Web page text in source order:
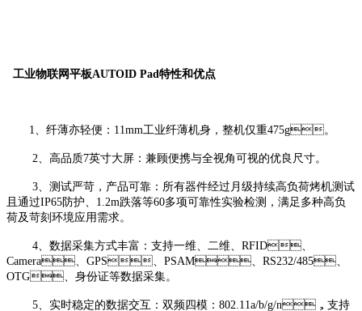
工业物联网平板AUTOID Pad特性和优点
1、纤薄亦轻便：11mm工业纤薄机身，整机仅重475g。
2、高品质7英寸大屏：兼顾便携与全视角可视的优良尺寸。
3、测试严苛，产品可靠：所有器件经过月级持续高负荷烤机测试
且通过IP65防护、1.2m跌落等60多项可靠性实验检测，满足多种高负
荷及苛刻环境应用需求。
4、数据采集方式丰富：支持一维、二维、RFID、
Camera、GPS、PSAM、RS232/485、
OTG、身份证等数据采集。
5、实时稳定的数据交互：双频四模：802.11a/b/g/n，支持